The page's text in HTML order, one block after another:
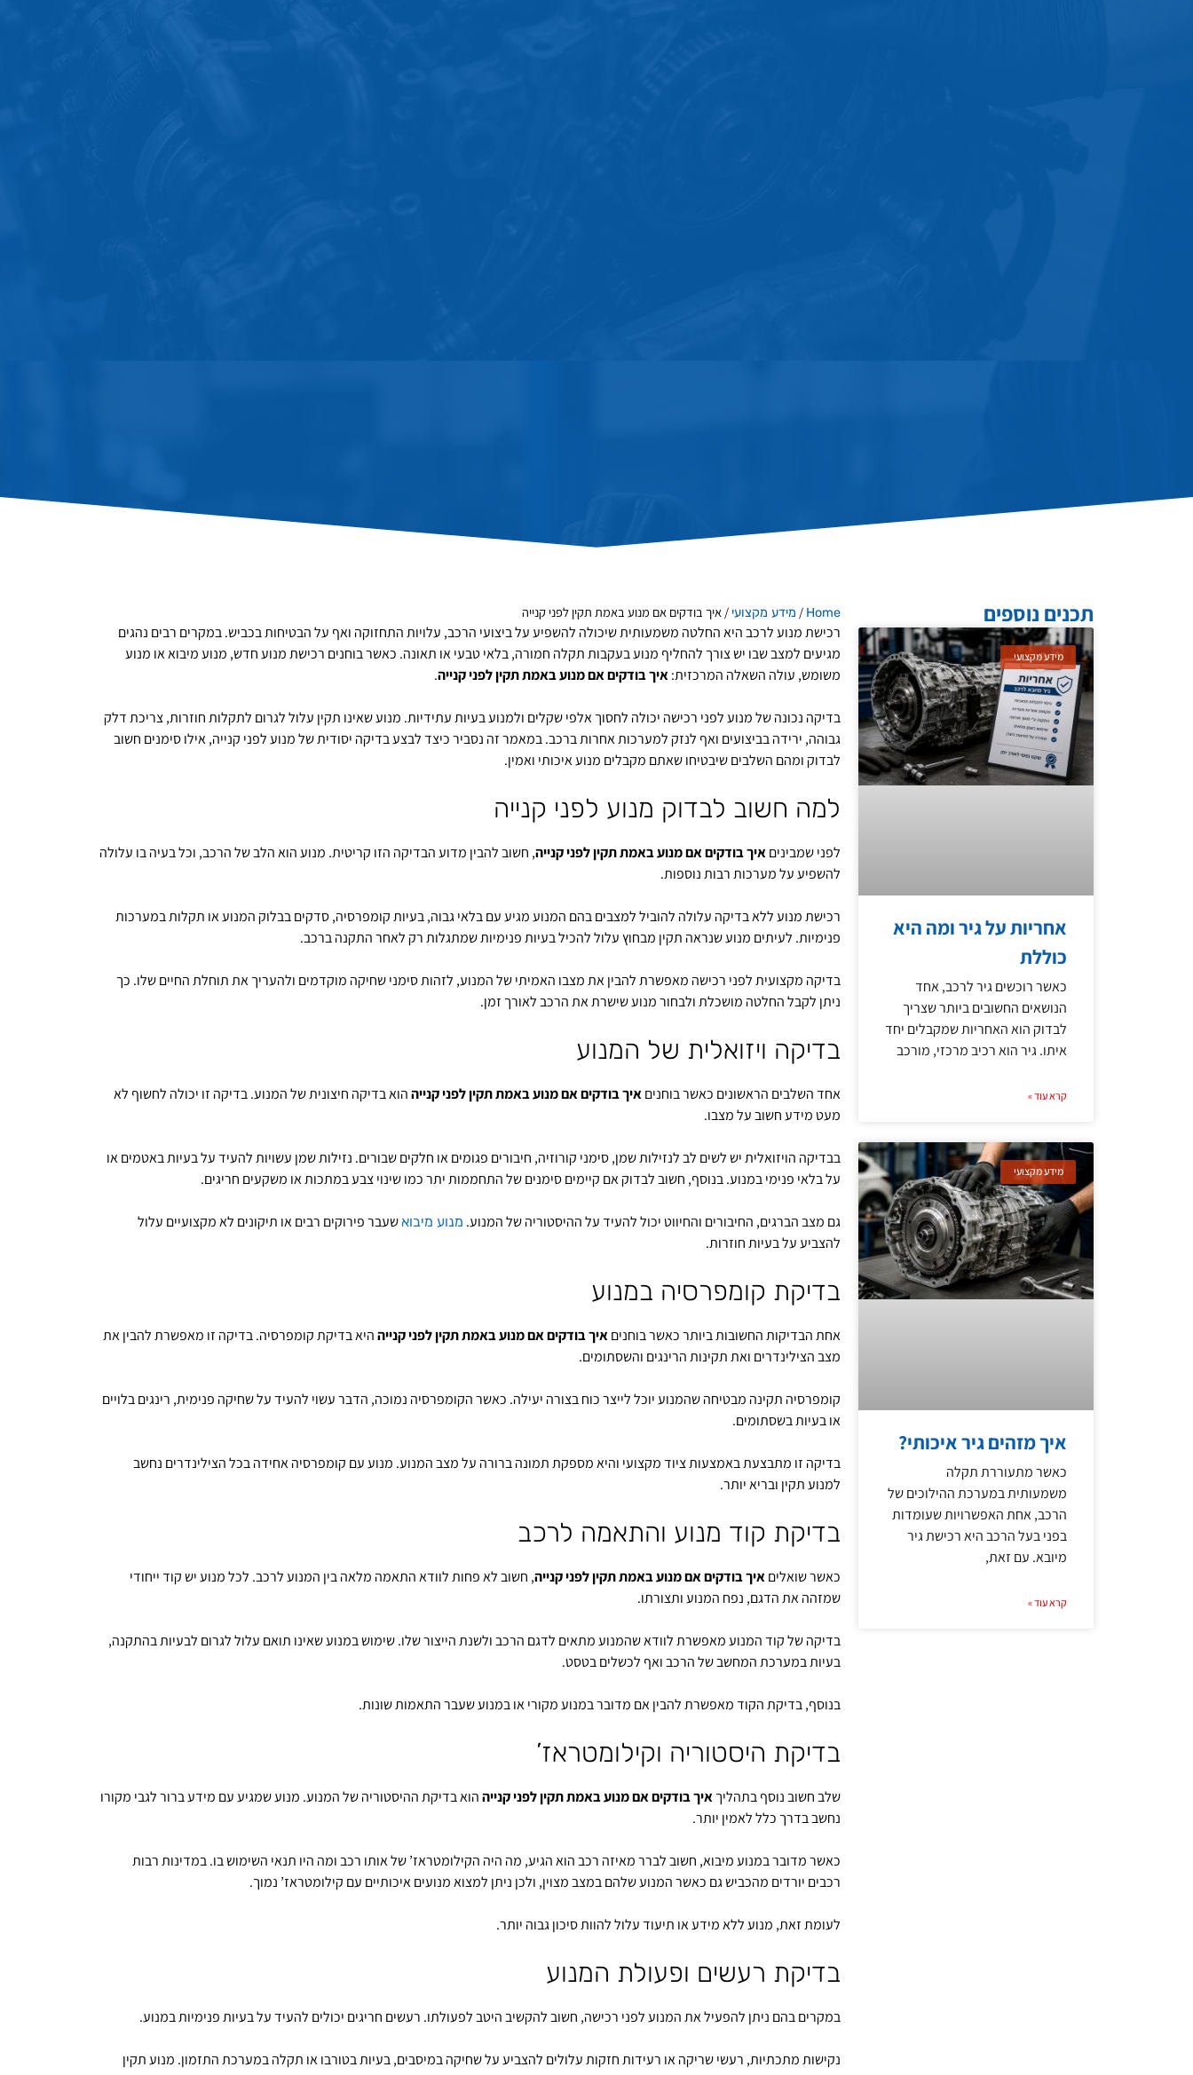
תכנים נוספים
מידע מקצועי
אחריות על גיר ומה היא
כוללת
כאשר רוכשים גיר לרכב, אחד
הנושאים החשובים ביותר שצריך
לבדוק הוא האחריות שמקבלים יחד
איתו. גיר הוא רכיב מרכזי, מורכב
קרא עוד »
מידע מקצועי
איך מזהים גיר איכותי?
כאשר מתעוררת תקלה
משמעותית במערכת ההילוכים של
הרכב, אחת האפשרויות שעומדות
בפני בעל הרכב היא רכישת גיר
מיובא. עם זאת,
קרא עוד »
Home
/ מידע מקצועי / איך בודקים אם מנוע באמת תקין לפני קנייה
רכישת מנוע לרכב היא החלטה משמעותית שיכולה להשפיע על ביצועי הרכב, עלויות התחזוקה ואף על הבטיחות בכביש. במקרים רבים נהגים
מגיעים למצב שבו יש צורך להחליף מנוע בעקבות תקלה חמורה, בלאי טבעי או תאונה. כאשר בוחנים רכישת מנוע חדש, מנוע מיבוא או מנוע
משומש, עולה השאלה המרכזית:איך בודקים אם מנוע באמת תקין לפני קנייה.
בדיקה נכונה של מנוע לפני רכישה יכולה לחסוך אלפי שקלים ולמנוע בעיות עתידיות. מנוע שאינו תקין עלול לגרום לתקלות חוזרות, צריכת דלק
גבוהה, ירידה בביצועים ואף לנזק למערכות אחרות ברכב. במאמר זה נסביר כיצד לבצע בדיקה יסודית של מנוע לפני קנייה, אילו סימנים חשוב
לבדוק ומהם השלבים שיבטיחו שאתם מקבלים מנוע איכותי ואמין.
למה חשוב לבדוק מנוע לפני קנייה
לפני שמביניםאיך בודקים אם מנוע באמת תקין לפני קנייה, חשוב להבין מדוע הבדיקה הזו קריטית. מנוע הוא הלב של הרכב, וכל בעיה בו עלולה
להשפיע על מערכות רבות נוספות.
רכישת מנוע ללא בדיקה עלולה להוביל למצבים בהם המנוע מגיע עם בלאי גבוה, בעיות קומפרסיה, סדקים בבלוק המנוע או תקלות במערכות
פנימיות. לעיתים מנוע שנראה תקין מבחוץ עלול להכיל בעיות פנימיות שמתגלות רק לאחר התקנה ברכב.
בדיקה מקצועית לפני רכישה מאפשרת להבין את מצבו האמיתי של המנוע, לזהות סימני שחיקה מוקדמים ולהעריך את תוחלת החיים שלו. כך
ניתן לקבל החלטה מושכלת ולבחור מנוע שישרת את הרכב לאורך זמן.
בדיקה ויזואלית של המנוע
אחד השלבים הראשונים כאשר בוחניםאיך בודקים אם מנוע באמת תקין לפני קנייההוא בדיקה חיצונית של המנוע. בדיקה זו יכולה לחשוף לא
מעט מידע חשוב על מצבו.
בבדיקה הויזואלית יש לשים לב לנזילות שמן, סימני קורוזיה, חיבורים פגומים או חלקים שבורים. נזילות שמן עשויות להעיד על בעיות באטמים או
על בלאי פנימי במנוע. בנוסף, חשוב לבדוק אם קיימים סימנים של התחממות יתר כמו שינוי צבע במתכות או משקעים חריגים.
גם מצב הברגים, החיבורים והחיווט יכול להעיד על ההיסטוריה של המנוע. מנוע מיבואשעבר פירוקים רבים או תיקונים לא מקצועיים עלול
להצביע על בעיות חוזרות.
בדיקת קומפרסיה במנוע
אחת הבדיקות החשובות ביותר כאשר בוחניםאיך בודקים אם מנוע באמת תקין לפני קנייההיא בדיקת קומפרסיה. בדיקה זו מאפשרת להבין את
מצב הצילינדרים ואת תקינות הרינגים והשסתומים.
קומפרסיה תקינה מבטיחה שהמנוע יוכל לייצר כוח בצורה יעילה. כאשר הקומפרסיה נמוכה, הדבר עשוי להעיד על שחיקה פנימית, רינגים בלויים
או בעיות בשסתומים.
בדיקה זו מתבצעת באמצעות ציוד מקצועי והיא מספקת תמונה ברורה על מצב המנוע. מנוע עם קומפרסיה אחידה בכל הצילינדרים נחשב
למנוע תקין ובריא יותר.
בדיקת קוד מנוע והתאמה לרכב
כאשר שואליםאיך בודקים אם מנוע באמת תקין לפני קנייה, חשוב לא פחות לוודא התאמה מלאה בין המנוע לרכב. לכל מנוע יש קוד ייחודי
שמזהה את הדגם, נפח המנוע ותצורתו.
בדיקה של קוד המנוע מאפשרת לוודא שהמנוע מתאים לדגם הרכב ולשנת הייצור שלו. שימוש במנוע שאינו תואם עלול לגרום לבעיות בהתקנה,
בעיות במערכת המחשב של הרכב ואף לכשלים בטסט.
בנוסף, בדיקת הקוד מאפשרת להבין אם מדובר במנוע מקורי או במנוע שעבר התאמות שונות.
בדיקת היסטוריה וקילומטראז’
שלב חשוב נוסף בתהליךאיך בודקים אם מנוע באמת תקין לפני קנייההוא בדיקת ההיסטוריה של המנוע. מנוע שמגיע עם מידע ברור לגבי מקורו
נחשב בדרך כלל לאמין יותר.
כאשר מדובר במנוע מיבוא, חשוב לברר מאיזה רכב הוא הגיע, מה היה הקילומטראז’ של אותו רכב ומה היו תנאי השימוש בו. במדינות רבות
רכבים יורדים מהכביש גם כאשר המנוע שלהם במצב מצוין, ולכן ניתן למצוא מנועים איכותיים עם קילומטראז’ נמוך.
לעומת זאת, מנוע ללא מידע או תיעוד עלול להוות סיכון גבוה יותר.
בדיקת רעשים ופעולת המנוע
במקרים בהם ניתן להפעיל את המנוע לפני רכישה, חשוב להקשיב היטב לפעולתו. רעשים חריגים יכולים להעיד על בעיות פנימיות במנוע.
נקישות מתכתיות, רעשי שריקה או רעידות חזקות עלולים להצביע על שחיקה במיסבים, בעיות בטורבו או תקלה במערכת התזמון. מנוע תקין